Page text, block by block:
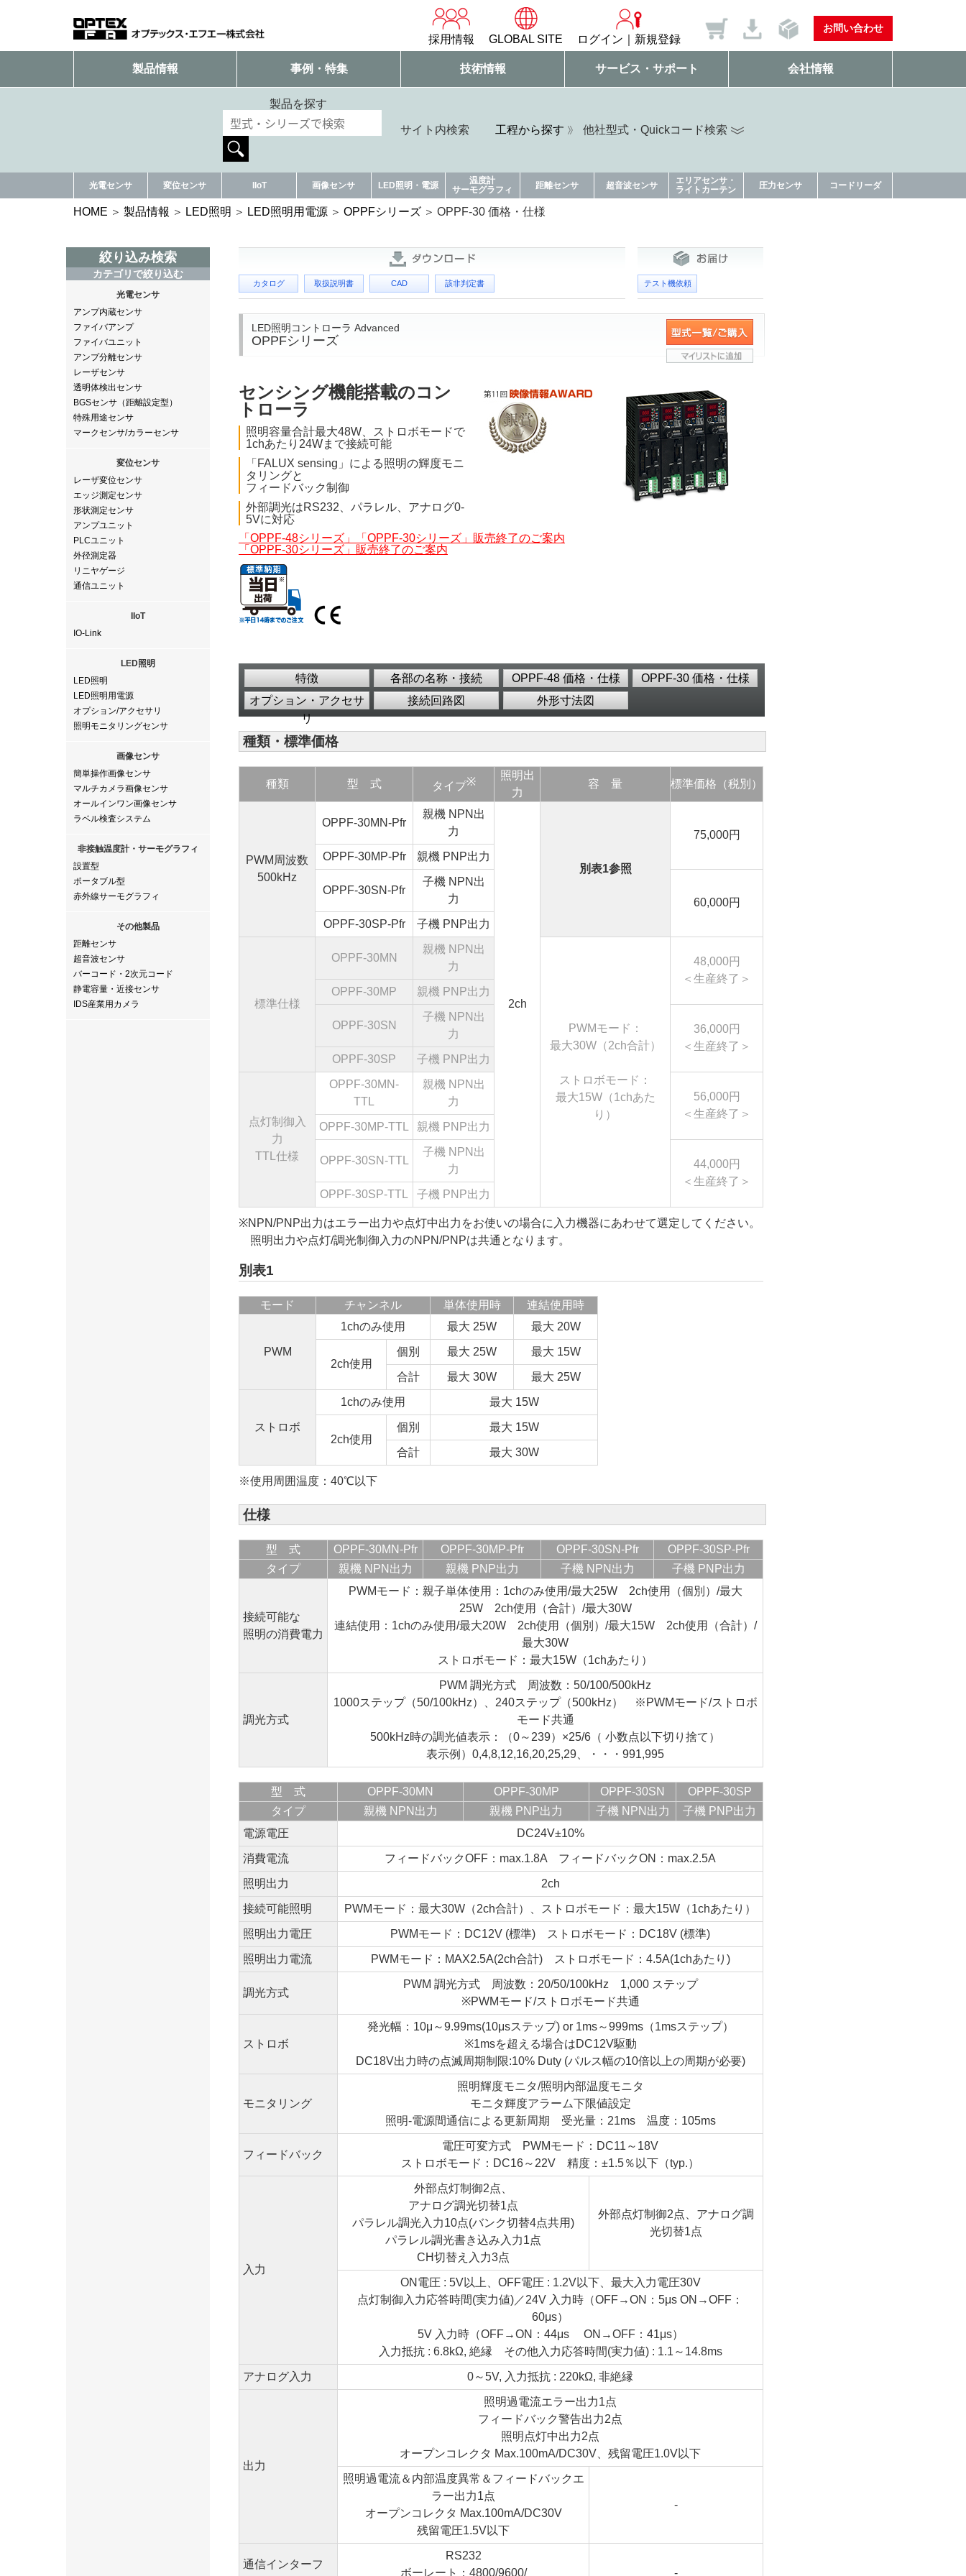
採用情報 GLOBAL SITE ログイン 新規登録
お問い合わせ
製品情報 事例・特集 技術情報 サービス・サポート 会社情報
製品を探す
サイト内検索 工程から探す 他社型式・Quickコード検索
光電センサ 変位センサ IIoT 画像センサ LED照明・電源
温度計
サーモグラフィ
距離センサ 超音波センサ
エリアセンサ・
ライトカーテン
圧力センサ コードリーダ
HOME 製品情報 LED照明 LED照明用電源 OPPFシリーズ OPPF-30 価格・仕様
絞り込み検索
カテゴリで絞り込む
光電センサ
アンプ内蔵センサ
ファイバアンプ
ファイバユニット
アンプ分離センサ
レーザセンサ
透明体検出センサ
BGSセンサ（距離設定型）
特殊用途センサ
マークセンサ/カラーセンサ
変位センサ
レーザ変位センサ
エッジ測定センサ
形状測定センサ
アンプユニット
PLCユニット
外径測定器
リニヤゲージ
通信ユニット
IIoT
IO-Link
LED照明
LED照明
LED照明用電源
オプション/アクセサリ
照明モニタリングセンサ
画像センサ
簡単操作画像センサ
マルチカメラ画像センサ
オールインワン画像センサ
ラベル検査システム
非接触温度計・サーモグラフィ
設置型
ポータブル型
赤外線サーモグラフィ
その他製品
距離センサ
超音波センサ
バーコード・2次元コード
静電容量・近接センサ
IDS産業用カメラ
カタログ 取扱説明書 CAD 該非判定書 テスト機依頼
LED照明コントローラ Advanced
OPPFシリーズ
センシング機能搭載のコン
トローラ
照明容量合計最大48W、ストロボモードで
1chあたり24Wまで接続可能
「FALUX sensing」による照明の輝度モニ
タリングと
フィードバック制御
外部調光はRS232、パラレル、アナログ0-
5Vに対応
「OPPF-48シリーズ」「OPPF-30シリーズ」販売終了のご案内
「OPPF-30シリーズ」販売終了のご案内
特徴 各部の名称・接続 OPPF-48 価格・仕様
OPPF-30 価格・仕様
オプション・アクセサ
リ
接続回路図 外形寸法図
種類・標準価格
種類 型 式 タイプ※
照明出
力
容 量 標準価格（税別）
PWM周波数
500kHz
OPPF-30MN-Pfr
親機 NPN出
力
2ch
別表1参照
75,000円
OPPF-30MP-Pfr
親機 PNP出力
OPPF-30SN-Pfr
子機 NPN出
力
60,000円
OPPF-30SP-Pfr
子機 PNP出力
標準仕様
OPPF-30MN
親機 NPN出
力
PWMモード：
最大30W（2ch合計）
ストロボモード：
最大15W（1chあた
り）
48,000円
＜生産終了＞
OPPF-30MP
親機 PNP出力
OPPF-30SN
子機 NPN出
力
36,000円
＜生産終了＞
OPPF-30SP
子機 PNP出力
点灯制御入
力
TTL仕様
OPPF-30MN-
TTL
親機 NPN出
力
56,000円
＜生産終了＞
OPPF-30MP-TTL
親機 PNP出力
OPPF-30SN-TTL
子機 NPN出
力
44,000円
＜生産終了＞
OPPF-30SP-TTL
子機 PNP出力
※NPN/PNP出力はエラー出力や点灯中出力をお使いの場合に入力機器にあわせて選定してください。
照明出力や点灯/調光制御入力のNPN/PNPは共通となります。
別表1
モード チャンネル 単体使用時 連結使用時
PWM
1chのみ使用 最大 25W 最大 20W
2ch使用
個別 最大 25W 最大 15W
合計 最大 30W 最大 25W
ストロボ
1chのみ使用 最大 15W
2ch使用
個別 最大 15W
合計 最大 30W
※使用周囲温度：40℃以下
仕様
型 式 OPPF-30MN-Pfr OPPF-30MP-Pfr OPPF-30SN-Pfr
OPPF-30SP-Pfr
タイプ
親機 NPN出力 親機 PNP出力 子機 NPN出力 子機 PNP出力
接続可能な
照明の消費電力
PWMモード：親子単体使用：1chのみ使用/最大25W 2ch使用（個別）/最大
25W 2ch使用（合計）/最大30W
連結使用：1chのみ使用/最大20W 2ch使用（個別）/最大15W 2ch使用（合計）/
最大30W
ストロボモード：最大15W（1chあたり）
調光方式
PWM 調光方式 周波数：50/100/500kHz
1000ステップ（50/100kHz）、240ステップ（500kHz） ※PWMモード/ストロボ
モード共通
500kHz時の調光値表示：（0～239）×25/6（ 小数点以下切り捨て）
表示例）0,4,8,12,16,20,25,29、・・・991,995
型 式 OPPF-30MN OPPF-30MP OPPF-30SN
OPPF-30SP
タイプ
親機 NPN出力 親機 PNP出力 子機 NPN出力
子機 PNP出力
電源電圧
DC24V±10%
消費電流 フィードバックOFF：max.1.8A フィードバックON：max.2.5A
照明出力 2ch
接続可能照明 PWMモード：最大30W（2ch合計）、ストロボモード：最大15W（1chあたり）
照明出力電圧 PWMモード：DC12V (標準) ストロボモード：DC18V (標準)
照明出力電流 PWMモード：MAX2.5A(2ch合計) ストロボモード：4.5A(1chあたり)
調光方式
PWM 調光方式 周波数：20/50/100kHz 1,000 ステップ
※PWMモード/ストロボモード共通
ストロボ
発光幅：10μ～9.99ms(10μsステップ) or 1ms～999ms（1msステップ）
※1msを超える場合はDC12V駆動
DC18V出力時の点滅周期制限:10% Duty (パルス幅の10倍以上の周期が必要)
モニタリング
照明輝度モニタ/照明内部温度モニタ
モニタ輝度アラーム下限値設定
照明-電源間通信による更新周期 受光量：21ms 温度：105ms
フィードバック
電圧可変方式 PWMモード：DC11～18V
ストロボモード：DC16～22V 精度：±1.5％以下（typ.）
入力
外部点灯制御2点、
アナログ調光切替1点
パラレル調光入力10点(バンク切替4点共用)
パラレル調光書き込み入力1点
CH切替え入力3点
外部点灯制御2点、アナログ調
光切替1点
ON電圧 : 5V以上、OFF電圧 : 1.2V以下、最大入力電圧30V
点灯制御入力応答時間(実力値)／24V 入力時（OFF→ON：5μs ON→OFF：
60μs）
5V 入力時（OFF→ON：44μs ON→OFF：41μs）
入力抵抗 : 6.8kΩ, 絶縁 その他入力応答時間(実力値) : 1.1～14.8ms
アナログ入力 0～5V, 入力抵抗 : 220kΩ, 非絶縁
出力
照明過電流エラー出力1点
フィードバック警告出力2点
照明点灯中出力2点
オープンコレクタ Max.100mA/DC30V、残留電圧1.0V以下
照明過電流＆内部温度異常＆フィードバックエ
ラー出力1点
オープンコレクタ Max.100mA/DC30V
残留電圧1.5V以下
-
通信インターフ
RS232
ボーレート：4800/9600/
-